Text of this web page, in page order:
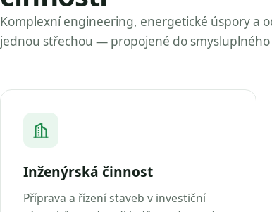
Komplexní engineering, energetické úspory a
jednou střechou — propojené do smysluplného
Inženýrská činnost
Příprava a řízení staveb v investiční